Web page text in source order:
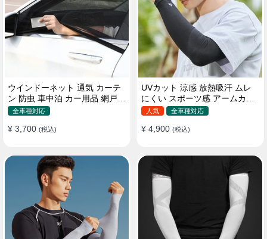
ウインドーネット 通気 カーテ
ン 防虫 車中泊 カー用品 網戸
取付簡単
全車種対応
¥ 3,700 (税込)
UVカット 涼感 放熱吸汗 ムレ
にくい スポーツ感 アームカバ
ー 男女汎用
人気 全車種対応
¥ 4,900 (税込)